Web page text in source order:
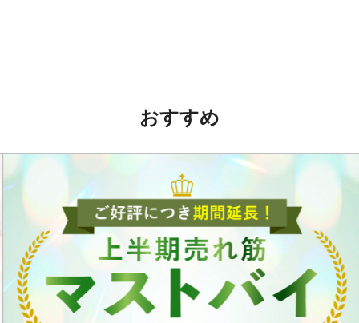
おすすめ